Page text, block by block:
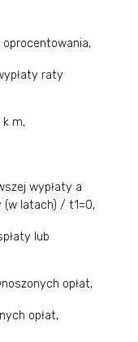
raty
k m,
wypłaty a
(w latach) / t1=0,
lub
opłat,
opłat,